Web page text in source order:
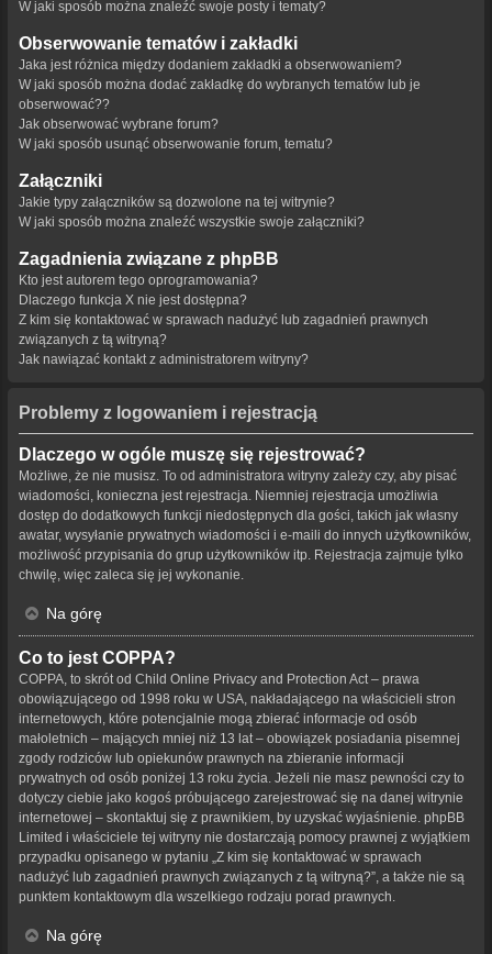
W jaki sposób można znaleźć swoje posty i tematy?
Obserwowanie tematów i zakładki
Jaka jest różnica między dodaniem zakładki a obserwowaniem?
W jaki sposób można dodać zakładkę do wybranych tematów lub je
obserwować??
Jak obserwować wybrane forum?
W jaki sposób usunąć obserwowanie forum, tematu?
Załączniki
Jakie typy załączników są dozwolone na tej witrynie?
W jaki sposób można znaleźć wszystkie swoje załączniki?
Zagadnienia związane z phpBB
Kto jest autorem tego oprogramowania?
Dlaczego funkcja X nie jest dostępna?
Z kim się kontaktować w sprawach nadużyć lub zagadnień prawnych
związanych z tą witryną?
Jak nawiązać kontakt z administratorem witryny?
Problemy z logowaniem i rejestracją
Dlaczego w ogóle muszę się rejestrować?
Możliwe, że nie musisz. To od administratora witryny zależy czy, aby pisać
wiadomości, konieczna jest rejestracja. Niemniej rejestracja umożliwia
dostęp do dodatkowych funkcji niedostępnych dla gości, takich jak własny
awatar, wysyłanie prywatnych wiadomości i e-maili do innych użytkowników,
możliwość przypisania do grup użytkowników itp. Rejestracja zajmuje tylko
chwilę, więc zaleca się jej wykonanie.
Na górę
Co to jest COPPA?
COPPA, to skrót od Child Online Privacy and Protection Act – prawa
obowiązującego od 1998 roku w USA, nakładającego na właścicieli stron
internetowych, które potencjalnie mogą zbierać informacje od osób
małoletnich – mających mniej niż 13 lat – obowiązek posiadania pisemnej
zgody rodziców lub opiekunów prawnych na zbieranie informacji
prywatnych od osób poniżej 13 roku życia. Jeżeli nie masz pewności czy to
dotyczy ciebie jako kogoś próbującego zarejestrować się na danej witrynie
internetowej – skontaktuj się z prawnikiem, by uzyskać wyjaśnienie. phpBB
Limited i właściciele tej witryny nie dostarczają pomocy prawnej z wyjątkiem
przypadku opisanego w pytaniu „Z kim się kontaktować w sprawach
nadużyć lub zagadnień prawnych związanych z tą witryną?”, a także nie są
punktem kontaktowym dla wszelkiego rodzaju porad prawnych.
Na górę